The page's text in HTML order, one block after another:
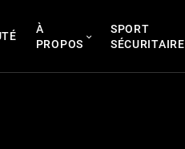
À
PROPOS
SPORT
SÉCURITAIRE